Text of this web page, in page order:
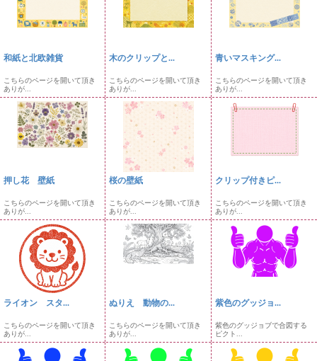
和紙と北欧雑貨
こちらのページを開いて頂き
ありが...
木のクリップと...
こちらのページを開いて頂き
ありが...
青いマスキング...
こちらのページを開いて頂き
ありが...
押し花 壁紙
こちらのページを開いて頂き
ありが...
桜の壁紙
こちらのページを開いて頂き
ありが...
クリップ付きピ...
こちらのページを開いて頂き
ありが...
ライオン スタ...
こちらのページを開いて頂き
ありが...
ぬりえ 動物の...
こちらのページを開いて頂き
ありが...
紫色のグッジョ...
紫色のグッジョブで合図する
ピクト...